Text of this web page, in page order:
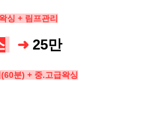
싱 + 림프관리
➜ 25만
분) + 중.고급왁싱